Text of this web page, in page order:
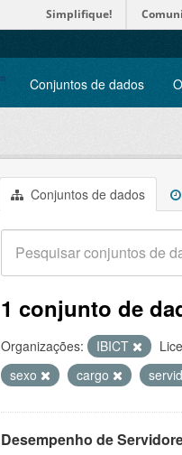
Simplifique!
Conjuntos de dados
Conjuntos de dados
1 conjunto de
Organizações: IBICT
sexo
cargo
Desempenho de